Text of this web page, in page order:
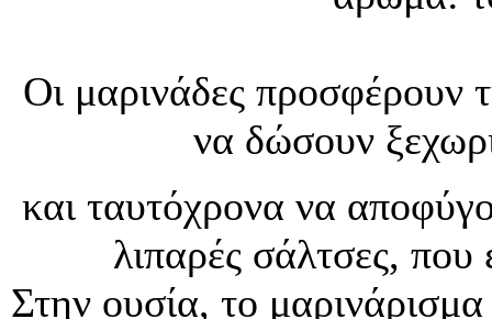
Οι μαρινάδες προσφέρουν
να δώσουν
και ταυτόχρονα να
λιπαρές σάλτσες,
Στην ουσία, το